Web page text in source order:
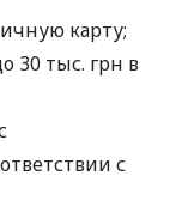
карту;
30 тыс. грн в
с